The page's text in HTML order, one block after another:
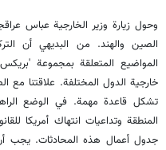
وحول زيارة وزير الخارجية عباس
الصين والهند. من البديهي أن
المواضيع المتعلقة بمجموعة
خارجية الدول المختلفة. علاقتنا مع
تشكل قاعدة مهمة. في الوضع
المنطقة وتداعيات انتهاك أمريكا
جدول أعمال هذه المحادثات. يجب